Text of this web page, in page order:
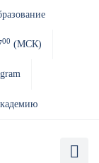
00 (МСК)